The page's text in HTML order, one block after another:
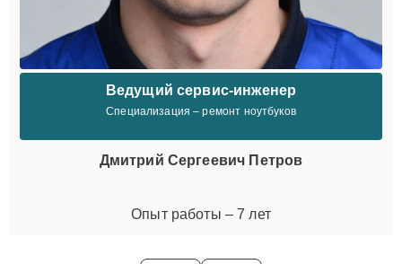
Ведущий сервис-инженер
Специализация – ремонт ноутбуков
Дмитрий Сергеевич Петров
Опыт работы – 7 лет